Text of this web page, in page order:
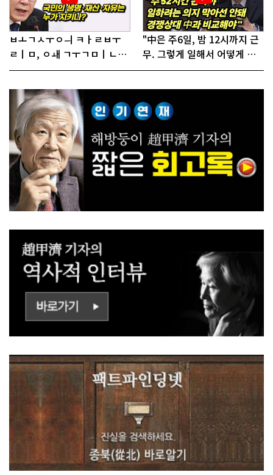
ㅂㅗㄱㅅㅜㅇㅢ ㅋㅏㄹㅂㅜ
ㄹㅣㅁ, ㅇㅙ ㄱㅜㄱㅁㅣㄴㄷ
ㅡㄹㅇㅣ ㄷㅏㅇㅎㅐㅇㅑ ㅎ
"中은 주6일, 밤 12시까지 근
무. 그렇게 일해서 어떻게 경
쟁하냐 반문하더라"